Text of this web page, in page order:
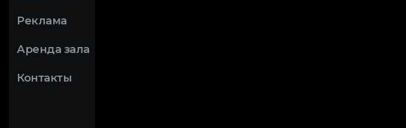
Реклама
Аренда зала
Контакты